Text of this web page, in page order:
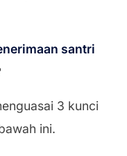
santri
3 kunci
ini.